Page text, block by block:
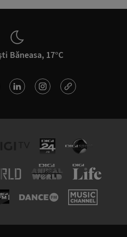
Băneasa, 17°C